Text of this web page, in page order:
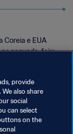
Coreia e EUA
na segunda-feira,
provide
also share
social
can select
on the